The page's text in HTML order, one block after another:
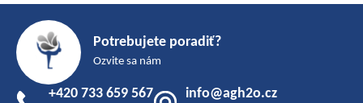
Potrebujete poradiť?
Ozvite sa nám
+420 733 659 567 info@agh2o.cz